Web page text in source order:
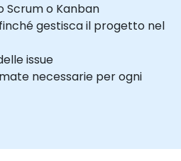
o Kanban
gestisca il progetto nel
issue
necessarie per ogni
l’interazione tra flussi di